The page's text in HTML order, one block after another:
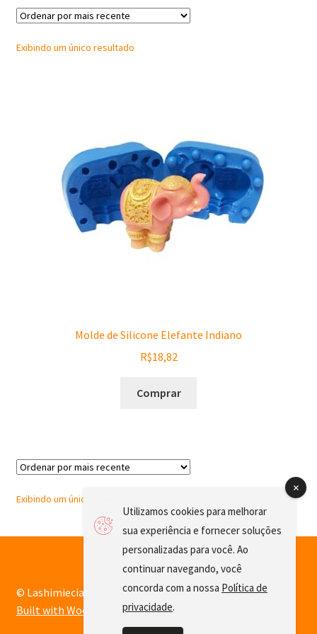
Corante, Pigmento e Óxido
Manteiga
Exibindo um único resultado
Molde de Silicone Elefante Indiano
R$18,82
Comprar
Exibindo um único resultado
© Lashimiecia 2026
Built with WooCommerce.
Utilizamos cookies para melhorar
sua experiência e fornecer soluções
personalizadas para você. Ao
continuar navegando, você
concorda com a nossa Política de
privacidade.